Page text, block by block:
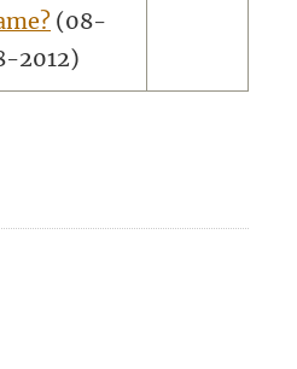
(08-
2012)
WhatsApp
via Mastodon